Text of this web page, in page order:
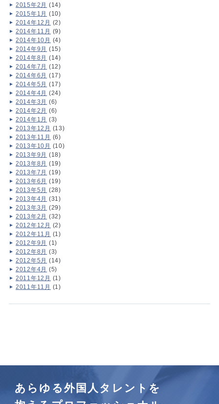
2015年2月 (14)
2015年1月 (10)
2014年12月 (2)
2014年11月 (9)
2014年10月 (4)
2014年9月 (15)
2014年8月 (14)
2014年7月 (12)
2014年6月 (17)
2014年5月 (17)
2014年4月 (24)
2014年3月 (6)
2014年2月 (6)
2014年1月 (3)
2013年12月 (13)
2013年11月 (6)
2013年10月 (10)
2013年9月 (18)
2013年8月 (19)
2013年7月 (19)
2013年6月 (19)
2013年5月 (28)
2013年4月 (31)
2013年3月 (29)
2013年2月 (32)
2012年12月 (2)
2012年11月 (1)
2012年9月 (1)
2012年8月 (3)
2012年5月 (14)
2012年4月 (5)
2011年12月 (1)
2011年11月 (1)
あらゆる外国人タレントを